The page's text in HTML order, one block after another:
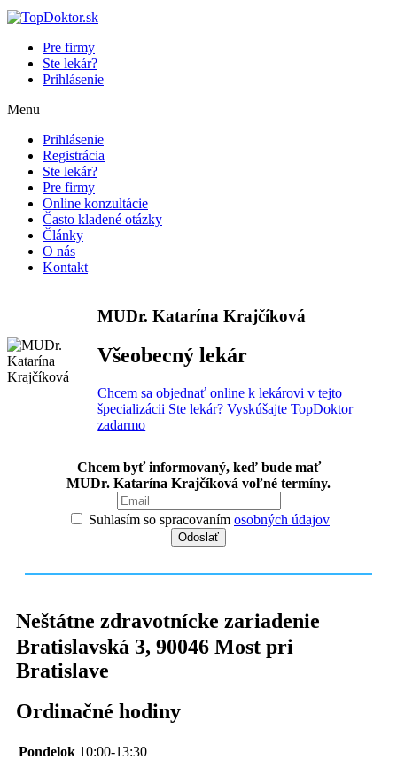
Pre firmy
Ste lekár?
Prihlásenie
Menu
Prihlásenie
Registrácia
Ste lekár?
Pre firmy
Online konzultácie
Často kladené otázky
Články
O nás
Kontakt
MUDr. Katarína Krajčíková
Všeobecný lekár
Chcem sa objednať online k lekárovi v tejto
špecializácii Ste lekár? Vyskúšajte TopDoktor
zadarmo
Chcem byť informovaný, keď bude mať
MUDr. Katarína Krajčíková voľné termíny.
Suhlasím so spracovaním osobných údajov
Neštátne zdravotnícke zariadenie
Bratislavská 3, 90046 Most pri
Bratislave
Ordinačné hodiny
Pondelok 10:00-13:30